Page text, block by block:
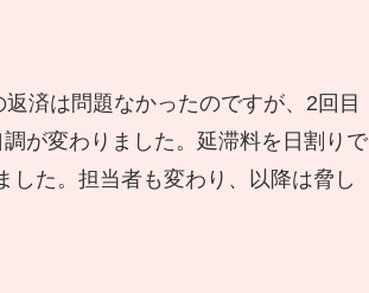
済は問題なかったのですが、2回目
が変わりました。延滞料を日割りで
した。担当者も変わり、以降は脅し